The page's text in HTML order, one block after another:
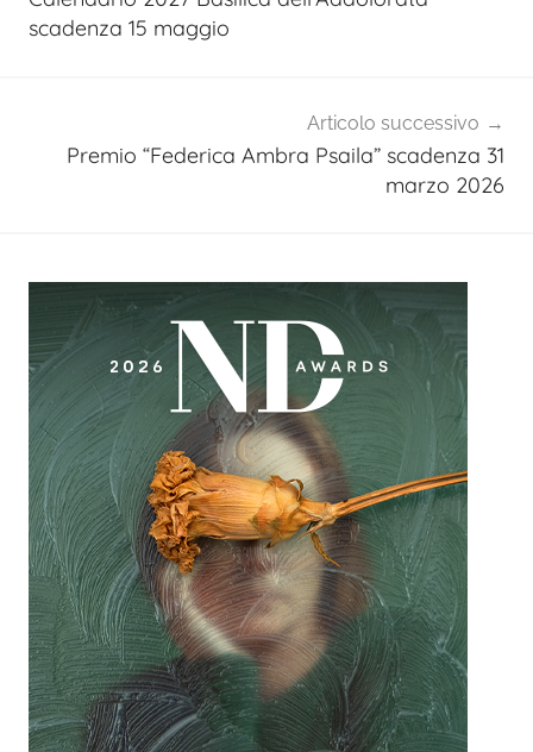
scadenza 15 maggio
Articolo successivo
Premio “Federica Ambra Psaila” scadenza 31
marzo 2026